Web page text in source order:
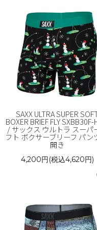
SAXX ULTRA SUPER
BOXER BRIEF FLY SXBB30F-
/ サックス ウルトラ スーパ
フト ボクサーブリーフ パン
開き
4,200円(税込4,620円)